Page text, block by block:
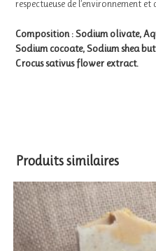
respectueuse de l’environnement et
Composition : Sodium olivate,
Sodium cocoate, Sodium shea
Crocus sativus flower extract.
Produits similaires